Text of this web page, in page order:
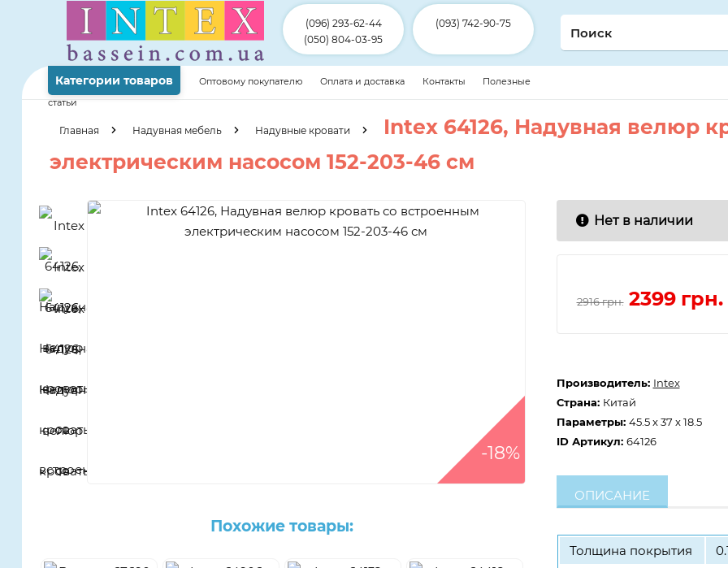
(096) 293-62-44
(050) 804-03-95
(093) 742-90-75
Категории товаров Оптовому покупателю Оплата и доставка Контакты
Полезные
статьи
Главная Надувная мебель Надувные кровати
Intex 64126, Надувная велюр
электрическим насосом 152-203-46 см
-18%
Похожие товары:
Нет в наличии
2916 грн. 2399 грн.
Производитель: Intex
Страна: Китай
Параметры: 45.5 x 37 x 18.5
ID Артикул: 64126
ОПИСАНИЕ
Толщина покрытия